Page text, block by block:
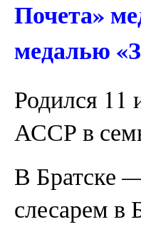
Почета»
медалью
Родился 11
АССР в
В Братске
слесарем в